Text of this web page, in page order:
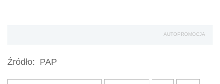
AUTOPROMOCJA
Źródło: PAP